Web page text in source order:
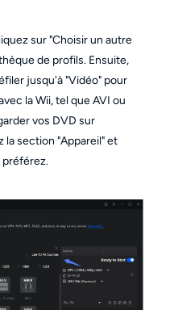
sur "Choisir un autre
de profils. Ensuite,
jusqu'à "Vidéo" pour
la Wii, tel que AVI ou
vos DVD sur
section "Appareil" et
préférez.